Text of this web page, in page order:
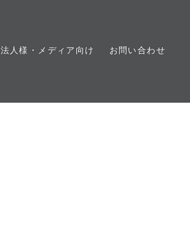
法人様・メディア向け お問い合わせ